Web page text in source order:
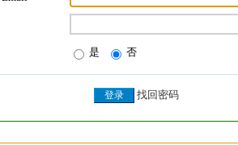
是 否
找回密码